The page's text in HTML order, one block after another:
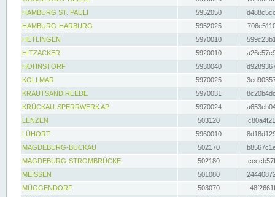
HAMBURG ST. PAULI
5952050
HAMBURG-HARBURG
5952025
HETLINGEN
5970010
HITZACKER
5920010
HOHNSTORF
5930040
KOLLMAR
5970025
KRAUTSAND REEDE
5970031
KRÜCKAU-SPERRWERK AP
5970024
LENZEN
503120
LÜHORT
5960010
MAGDEBURG-BUCKAU
502170
MAGDEBURG-STROMBRÜCKE
502180
MEISSEN
501080
MÜGGENDORF
503070